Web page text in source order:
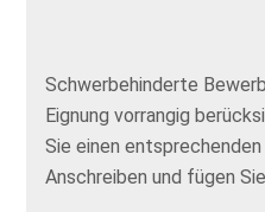
Schwerbehinderte
Eignung vorrangig
Sie einen
Anschreiben und fügen